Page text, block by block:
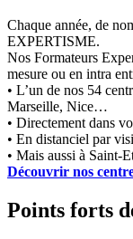
Chaque année, de
EXPERTISME.
Nos Formateurs
mesure ou en intra
• L’un de nos 54
Marseille, Nice…
• Directement dans
• En distanciel par
• Mais aussi à Saint-
Découvrir nos
Points forts